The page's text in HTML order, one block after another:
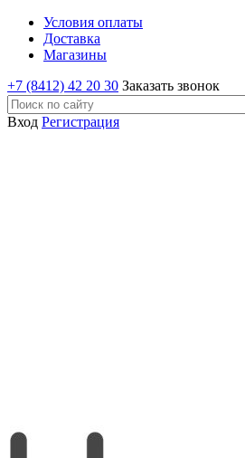
Условия оплаты
Доставка
Магазины
+7 (8412) 42 20 30 Заказать звонок
Вход Регистрация